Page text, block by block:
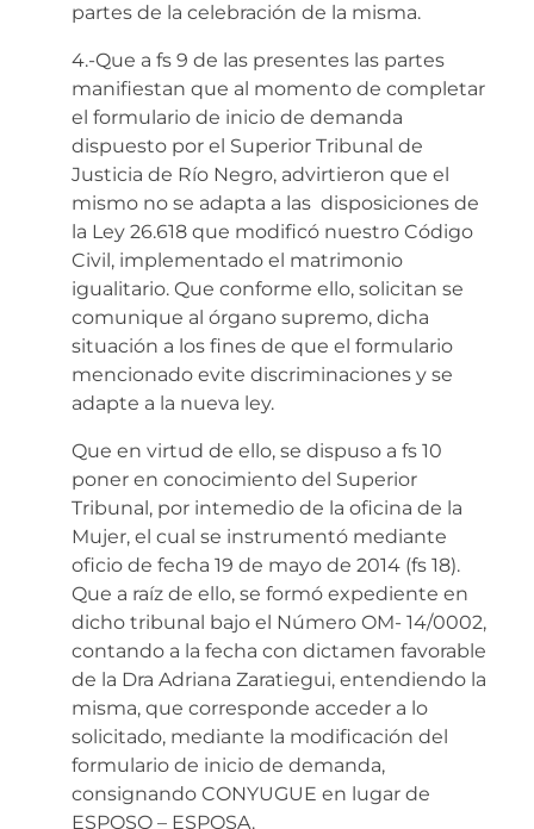
partes de la celebración de la misma.
4.-Que a fs 9 de las presentes las partes
manifiestan que al momento de completar
el formulario de inicio de demanda
dispuesto por el Superior Tribunal de
Justicia de Río Negro, advirtieron que el
mismo no se adapta a las disposiciones de
la Ley 26.618 que modificó nuestro Código
Civil, implementado el matrimonio
igualitario. Que conforme ello, solicitan se
comunique al órgano supremo, dicha
situación a los fines de que el formulario
mencionado evite discriminaciones y se
adapte a la nueva ley.
Que en virtud de ello, se dispuso a fs 10
poner en conocimiento del Superior
Tribunal, por intemedio de la oficina de la
Mujer, el cual se instrumentó mediante
oficio de fecha 19 de mayo de 2014 (fs 18).
Que a raíz de ello, se formó expediente en
dicho tribunal bajo el Número OM- 14/0002,
contando a la fecha con dictamen favorable
de la Dra Adriana Zaratiegui, entendiendo la
misma, que corresponde acceder a lo
solicitado, mediante la modificación del
formulario de inicio de demanda,
consignando CONYUGUE en lugar de
ESPOSO – ESPOSA.